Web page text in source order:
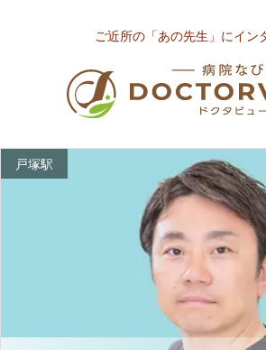
ご近所の「あの先生」にイン
戸塚駅